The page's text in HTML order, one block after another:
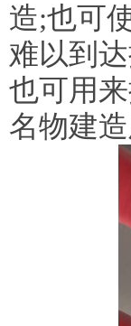
造;也可
难以到
也可用
名物建